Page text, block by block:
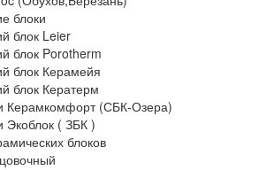
блоки
блок Leier
блок Porotherm
блок Керамейя
блок Кератерм
Керамкомфорт (СБК-Озера)
Экоблок ( ЗБК )
блоков